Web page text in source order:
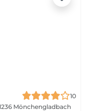
10
Mönchengladbach